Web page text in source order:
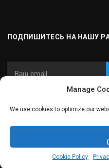
Manage
We use cookies to optimize our
Cookie Policy
ПОДПИШИТЕСЬ НА НАШУ
пищевой промышленности